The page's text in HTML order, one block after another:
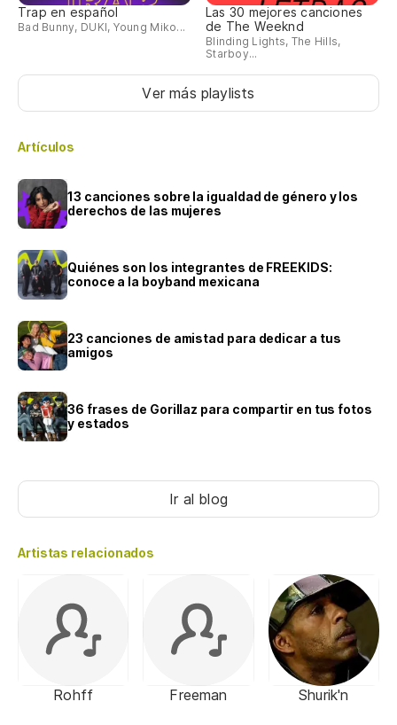
Trap en español
Bad Bunny, DUKI, Young Miko...
Las 30 mejores canciones
de The Weeknd
Blinding Lights, The Hills,
Starboy...
Ver más playlists
Artículos
13 canciones sobre la igualdad de género y los
derechos de las mujeres
Quiénes son los integrantes de FREEKIDS:
conoce a la boyband mexicana
23 canciones de amistad para dedicar a tus
amigos
36 frases de Gorillaz para compartir en tus fotos
y estados
Ir al blog
Artistas relacionados
Rohff Freeman Shurik'n